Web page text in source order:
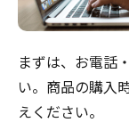
まずは、お電話
い。商品の購入
えください。